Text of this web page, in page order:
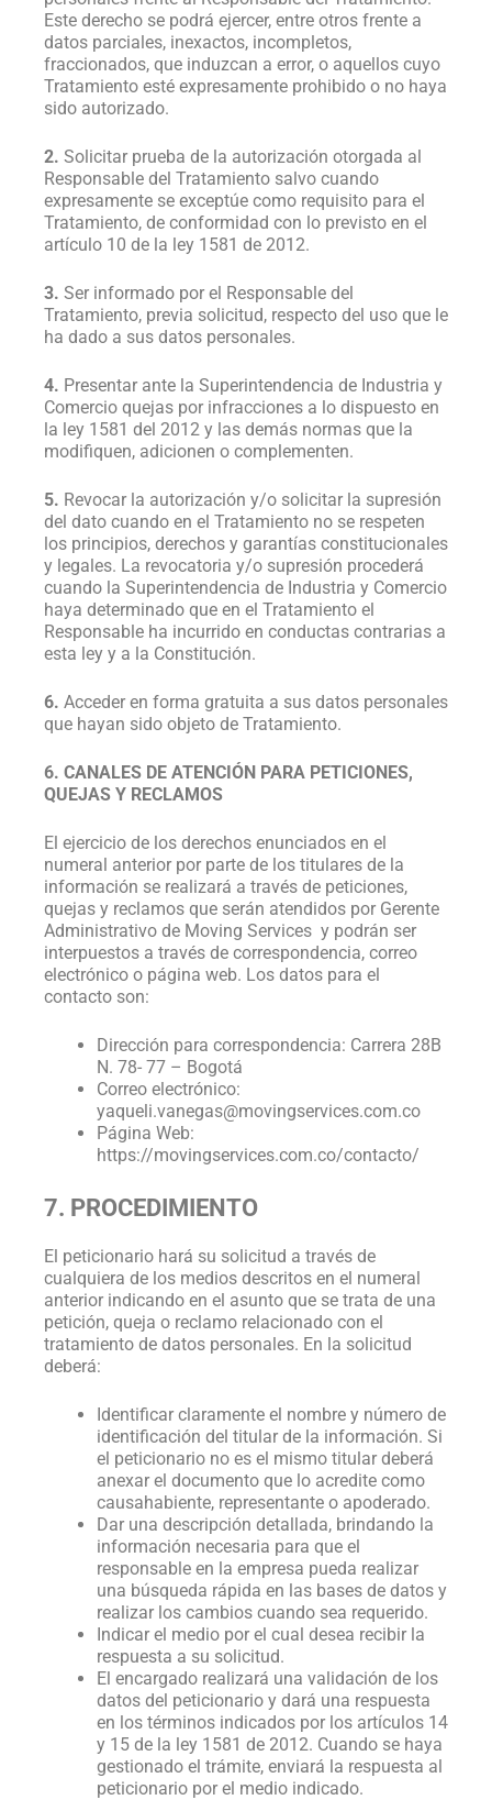
Este derecho se podrá ejercer, entre otros frente a
datos parciales, inexactos, incompletos,
fraccionados, que induzcan a error, o aquellos cuyo
Tratamiento esté expresamente prohibido o no haya
sido autorizado.
2. Solicitar prueba de la autorización otorgada al
Responsable del Tratamiento salvo cuando
expresamente se exceptúe como requisito para el
Tratamiento, de conformidad con lo previsto en el
artículo 10 de la ley 1581 de 2012.
3. Ser informado por el Responsable del
Tratamiento, previa solicitud, respecto del uso que le
ha dado a sus datos personales.
4. Presentar ante la Superintendencia de Industria y
Comercio quejas por infracciones a lo dispuesto en
la ley 1581 del 2012 y las demás normas que la
modifiquen, adicionen o complementen.
5. Revocar la autorización y/o solicitar la supresión
del dato cuando en el Tratamiento no se respeten
los principios, derechos y garantías constitucionales
y legales. La revocatoria y/o supresión procederá
cuando la Superintendencia de Industria y Comercio
haya determinado que en el Tratamiento el
Responsable ha incurrido en conductas contrarias a
esta ley y a la Constitución.
6. Acceder en forma gratuita a sus datos personales
que hayan sido objeto de Tratamiento.
6. CANALES DE ATENCIÓN PARA PETICIONES,
QUEJAS Y RECLAMOS
El ejercicio de los derechos enunciados en el
numeral anterior por parte de los titulares de la
información se realizará a través de peticiones,
quejas y reclamos que serán atendidos por Gerente
Administrativo de Moving Services y podrán ser
interpuestos a través de correspondencia, correo
electrónico o página web. Los datos para el
contacto son:
Dirección para correspondencia: Carrera 28B
N. 78- 77 – Bogotá
Correo electrónico:
yaqueli.vanegas@movingservices.com.co
Página Web:
https://movingservices.com.co/contacto/
7. PROCEDIMIENTO
El peticionario hará su solicitud a través de
cualquiera de los medios descritos en el numeral
anterior indicando en el asunto que se trata de una
petición, queja o reclamo relacionado con el
tratamiento de datos personales. En la solicitud
deberá:
Identificar claramente el nombre y número de
identificación del titular de la información. Si
el peticionario no es el mismo titular deberá
anexar el documento que lo acredite como
causahabiente, representante o apoderado.
Dar una descripción detallada, brindando la
información necesaria para que el
responsable en la empresa pueda realizar
una búsqueda rápida en las bases de datos y
realizar los cambios cuando sea requerido.
Indicar el medio por el cual desea recibir la
respuesta a su solicitud.
El encargado realizará una validación de los
datos del peticionario y dará una respuesta
en los términos indicados por los artículos 14
y 15 de la ley 1581 de 2012. Cuando se haya
gestionado el trámite, enviará la respuesta al
peticionario por el medio indicado.